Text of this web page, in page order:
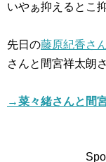
いやぁ抑えるとこ
先日の藤原紀香さ
さんと間宮祥太朗
→菜々緒さんと間